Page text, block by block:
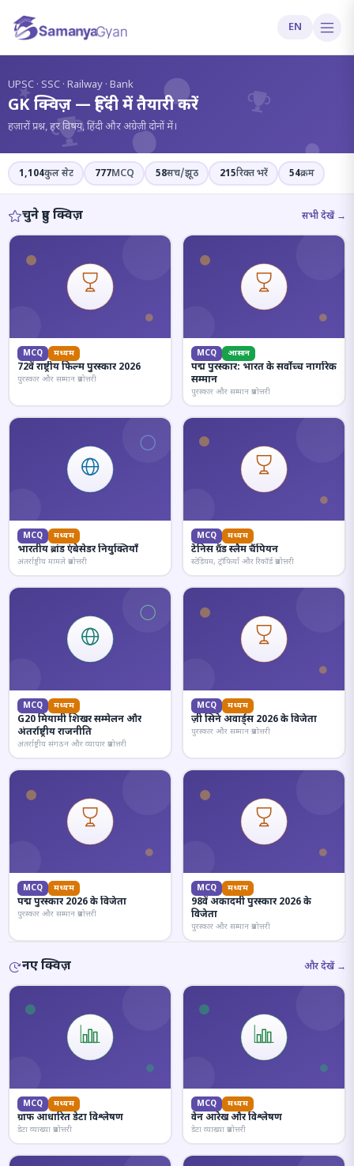
EN
?
UPSC · SSC · Railway · Bank
GK क्विज़ — हिंदी में तैयारी करें
हज़ारों प्रश्न, हर विषय, हिंदी और अंग्रेज़ी दोनों में।
1,104कुल सेट 777MCQ 58सच/झूठ 215रिक्त भरें 54क्रम
चुने हुए क्विज़ सभी देखें →
MCQ मध्यम
72वें राष्ट्रीय फिल्म पुरस्कार 2026
पुरस्कार और सम्मान प्रश्नोत्तरी
MCQ आसान
पद्म पुरस्कार: भारत के सर्वोच्च नागरिक
सम्मान
पुरस्कार और सम्मान प्रश्नोत्तरी
MCQ मध्यम
भारतीय ब्रांड एंबेसेडर नियुक्तियाँ
अंतर्राष्ट्रीय मामले प्रश्नोत्तरी
MCQ मध्यम
टेनिस ग्रैंड स्लैम चैंपियन
स्टेडियम, ट्रॉफियाँ और रिकॉर्ड प्रश्नोत्तरी
MCQ मध्यम
G20 मियामी शिखर सम्मेलन और
अंतर्राष्ट्रीय राजनीति
अंतर्राष्ट्रीय संगठन और व्यापार प्रश्नोत्तरी
MCQ मध्यम
ज़ी सिने अवार्ड्स 2026 के विजेता
पुरस्कार और सम्मान प्रश्नोत्तरी
MCQ मध्यम
पद्म पुरस्कार 2026 के विजेता
पुरस्कार और सम्मान प्रश्नोत्तरी
MCQ मध्यम
98वें अकादमी पुरस्कार 2026 के
विजेता
पुरस्कार और सम्मान प्रश्नोत्तरी
नए क्विज़ और देखें →
MCQ मध्यम
ग्राफ आधारित डेटा विश्लेषण
डेटा व्याख्या प्रश्नोत्तरी
MCQ मध्यम
वेन आरेख और विश्लेषण
डेटा व्याख्या प्रश्नोत्तरी